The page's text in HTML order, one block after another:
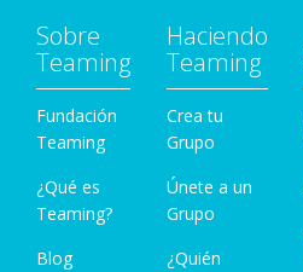
Sobre
Teaming
Fundación
Teaming
¿Qué es
Teaming?
Blog
Haciendo
Teaming
Crea tu
Grupo
Únete a un
Grupo
¿Quién